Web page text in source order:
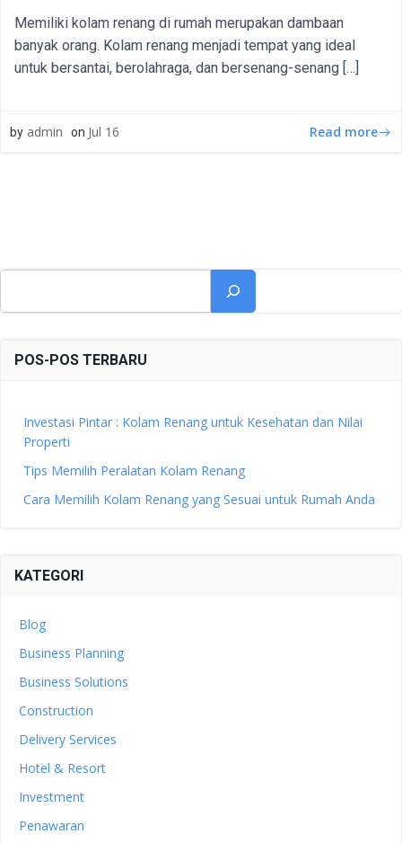
Memiliki kolam renang di rumah merupakan dambaan
banyak orang. Kolam renang menjadi tempat yang ideal
untuk bersantai, berolahraga, dan bersenang-senang […]
by admin on Jul 16 Read more
POS-POS TERBARU
Investasi Pintar : Kolam Renang untuk Kesehatan dan Nilai
Properti
Tips Memilih Peralatan Kolam Renang
Cara Memilih Kolam Renang yang Sesuai untuk Rumah Anda
KATEGORI
Blog
Business Planning
Business Solutions
Construction
Delivery Services
Hotel & Resort
Investment
Penawaran